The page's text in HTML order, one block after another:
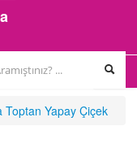
Toptan Yapay Çiçek